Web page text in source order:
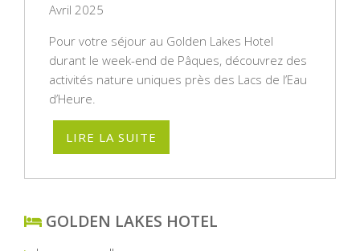
Avril 2025
Pour votre séjour au Golden Lakes Hotel
durant le week-end de Pâques, découvrez des
activités nature uniques près des Lacs de l’Eau
d’Heure.
LIRE LA SUITE
GOLDEN LAKES HOTEL